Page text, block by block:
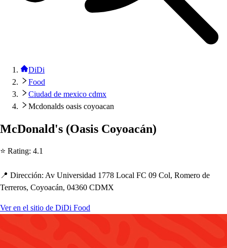
DiDi
Food
Ciudad de mexico cdmx
Mcdonalds oasis coyoacan
McDonald's (Oasis Coyoacán)
⭐ Rating: 4.1
📍 Dirección: Av Universidad 1778 Local FC 09 Col, Romero de
Terreros, Coyoacán, 04360 CDMX
Ver en el sitio de DiDi Food